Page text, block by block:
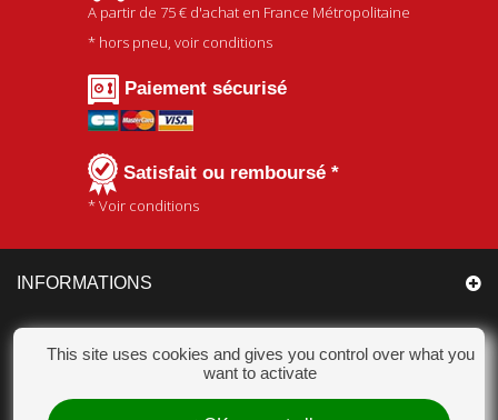
A partir de 75 € d'achat en France Métropolitaine
* hors pneu, voir conditions
Paiement sécurisé
Satisfait ou remboursé *
* Voir conditions
INFORMATIONS
CATÉGORIES
MON COMPTE
This site uses cookies and gives you control over what you
want to activate